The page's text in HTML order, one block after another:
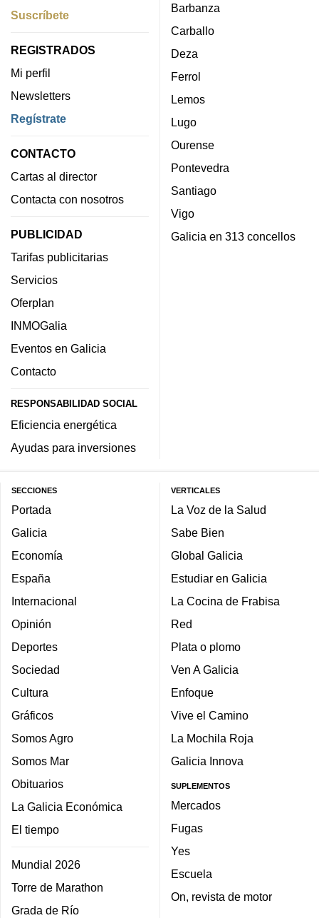
Suscríbete
REGISTRADOS
Mi perfil
Newsletters
Regístrate
CONTACTO
Cartas al director
Contacta con nosotros
PUBLICIDAD
Tarifas publicitarias
Servicios
Oferplan
INMOGalia
Eventos en Galicia
Contacto
RESPONSABILIDAD SOCIAL
Eficiencia energética
Ayudas para inversiones
Barbanza
Carballo
Deza
Ferrol
Lemos
Lugo
Ourense
Pontevedra
Santiago
Vigo
Galicia en 313 concellos
SECCIONES
Portada
Galicia
Economía
España
Internacional
Opinión
Deportes
Sociedad
Cultura
Gráficos
Somos Agro
Somos Mar
Obituarios
La Galicia Económica
El tiempo
Mundial 2026
Torre de Marathon
Grada de Río
VERTICALES
La Voz de la Salud
Sabe Bien
Global Galicia
Estudiar en Galicia
La Cocina de Frabisa
Red
Plata o plomo
Ven A Galicia
Enfoque
Vive el Camino
La Mochila Roja
Galicia Innova
SUPLEMENTOS
Mercados
Fugas
Yes
Escuela
On, revista de motor